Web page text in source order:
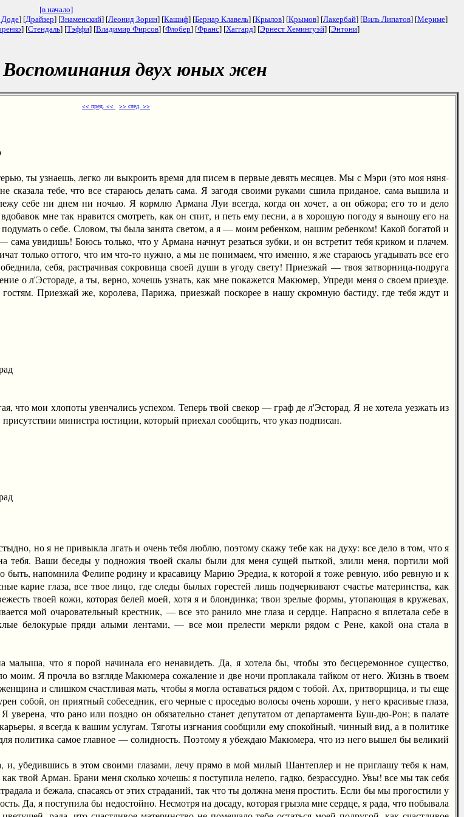
[в начало]
Доде] [Драйзер] [Знаменский] [Леонид Зорин] [Кашиф] [Бернар Клавель] [Крылов] [Крымов] [Лакербай] [Виль Липатов] [Мериме]
] [Стендаль] [Тэффи] [Владимир Фирсов] [Флобер] [Франс] [Хаггард] [Эрнест Хемингуэй] [Энтони]
Воспоминания двух юных жен
<< пред. << >> след. >>
ты узнаешь, легко ли выкроить время для писем в первые девять месяцев. Мы с Мэри (это моя няня-
сказала тебе, что все стараюсь делать сама. Я загодя своими руками сшила приданое, сама вышила и
себе ни днем ни ночью. Я кормлю Армана Луи всегда, когда он хочет, а он обжора; его то и дело
мне так нравится смотреть, как он спит, и петь ему песни, а в хорошую погоду я выношу его на
о себе. Словом, ты была занята светом, а я — моим ребенком, нашим ребенком! Какой богатой и
увидишь! Боюсь только, что у Армана начнут резаться зубки, и он встретит тебя криком и плачем.
только оттого, что им что-то нужно, а мы не понимаем, что именно, я же стараюсь угадывать все его
себя, растрачивая сокровища своей души в угоду свету! Приезжай — твоя затворница-подруга
о л'Эстораде, а ты, верно, хочешь узнать, как мне покажется Макюмер, Упреди меня о своем приезде.
Приезжай же, королева, Парижа, приезжай поскорее в нашу скромную бастиду, где тебя ждут и
что мои хлопоты увенчались успехом. Теперь твой свекор — граф де л'Эсторад. Я не хотела уезжать из
министра юстиции, который приехал сообщить, что указ подписан.
но я не привыкла лгать и очень тебя люблю, поэтому скажу тебе как на духу: все дело в том, что я
тебя. Ваши беседы у подножия твоей скалы были для меня сущей пыткой, злили меня, портили мой
быть, напомнила Фелипе родину и красавицу Марию Эредиа, к которой я тоже ревную, ибо ревную и к
карие глаза, все твое лицо, где следы былых горестей лишь подчеркивают счастье материнства, как
твоей кожи, которая белей моей, хотя я и блондинка; твои зрелые формы, утопающая в кружевах,
мой очаровательный крестник, — все это ранило мне глаза и сердце. Напрасно я вплетала себе в
белокурые пряди алыми лентами, — все мои прелести меркли рядом с Рене, какой она стала в
что я порой начинала его ненавидеть. Да, я хотела бы, чтобы это бесцеремонное существо,
моим. Я прочла во взгляде Макюмера сожаление и две ночи проплакала тайком от него. Жизнь в твоем
и слишком счастливая мать, чтобы я могла оставаться рядом с тобой. Ах, притворщица, и ты еще
собой, он приятный собеседник, его черные с проседью волосы очень хороши, у него красивые глаза,
уверена, что рано или поздно он обязательно станет депутатом от департамента Буш-дю-Рон; в палате
я всегда к вашим услугам. Тяготы изгнания сообщили ему спокойный, чинный вид, а в политике
политика самое главное — солидность. Поэтому я убеждаю Макюмера, что из него вышел бы великий
убедившись в этом своими глазами, лечу прямо в мой милый Шантеплер и не приглашу тебя к нам,
твой Арман. Брани меня сколько хочешь: я поступила нелепо, гадко, безрассудно. Увы! все мы так себя
и бежала, спасаясь от этих страданий, так что ты должна меня простить. Если бы мы прогостили у
Да, я поступила бы недостойно. Несмотря на досаду, которая грызла мне сердце, я рада, что побывала